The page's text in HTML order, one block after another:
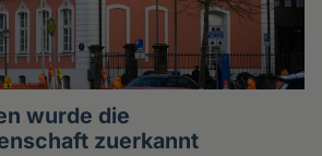
wurde die
zuerkannt